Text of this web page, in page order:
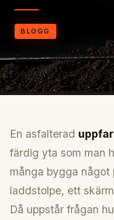
BLOGG
Borra i asfalt för
genom asfalten
En asfalterad
färdig yta som man
många bygga något
laddstolpe, ett
Då uppstår frågan